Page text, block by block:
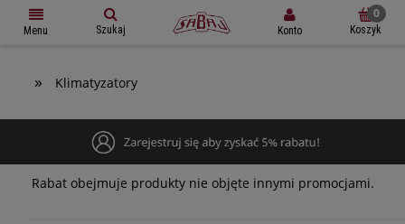
Menu Szukaj Konto Koszyk
» Klimatyzatory
Rabat obejmuje produkty nie objęte innymi promocjami.